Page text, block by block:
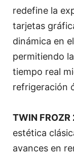
redefine la
tarjetas
dinámica en
permitiendo
tiempo real
refrigeración
TWIN FROZR
estética
avances en